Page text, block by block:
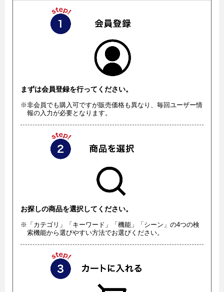
まずは会員登録を行ってください。
※非会員でも購入可ですが販売価格も異なり、毎回ユーザー情
報の入力が必要となります。
お探しの商品を選択してください。
※「カテゴリ」「キーワード」「機能」「シーン」の4つの検
索機能から選びやすい方法でお選びください。